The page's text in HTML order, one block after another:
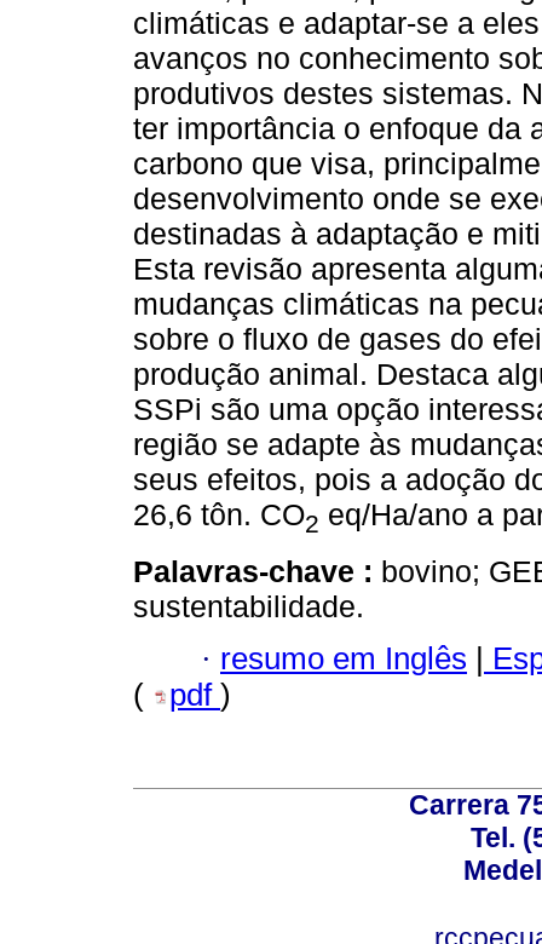
climáticas e adaptar-se a
avanços no conhecimento
produtivos destes sistemas.
ter importância o enfoque da
carbono que visa,
desenvolvimento onde se
destinadas à adaptação e
Esta revisão apresenta
mudanças climáticas na
sobre o fluxo de gases do
produção animal. Destaca
SSPi são uma opção
região se adapte às
seus efeitos, pois a adoção
26,6 tôn. CO2 eq/Ha/ano a
Palavras-chave : bovino;
sustentabilidade.
· resumo em Inglês |
(
pdf )
Carrera
Tel.